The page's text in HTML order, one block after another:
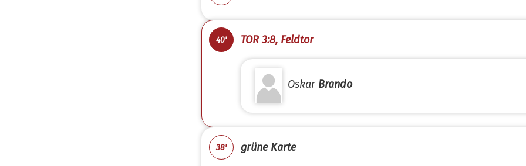
40' TOR 3:8, Feldtor
Oskar Brando
38' grüne Karte